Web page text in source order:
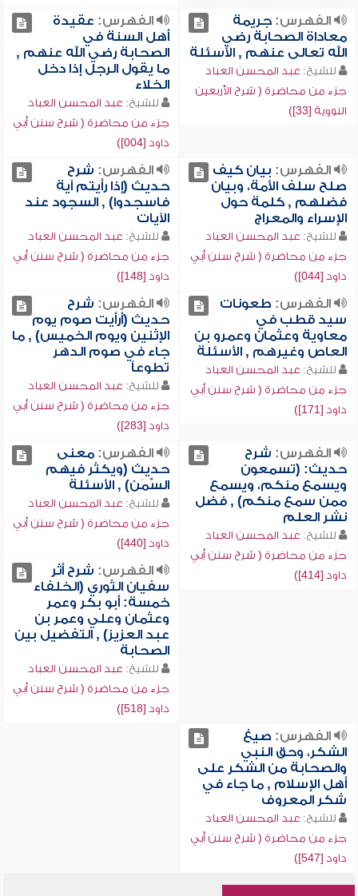
الفهرس:جريمة
معاداة الصحابة رضي
الله تعالى عنهم , الأسئلة
للشيخ: عبد المحسن العباد
جزء من محاضرة ( شرح الأربعين
النووية [33])
الفهرس: عقيدة
أهل السنة في
الصحابة رضي الله عنهم ,
ما يقول الرجل إذا دخل
الخلاء
للشيخ: عبد المحسن العباد
جزء من محاضرة ( شرح سنن أبي
داود [004])
الفهرس: بيان كيف
صلح سلف الأمة، وبيان
فضلهم , كلمة حول
الإسراء والمعراج
للشيخ: عبد المحسن العباد
جزء من محاضرة ( شرح سنن أبي
داود [044])
الفهرس: شرح
حديث (إذا رأيتم آية
فاسجدوا) , السجود عند
الآيات
للشيخ: عبد المحسن العباد
جزء من محاضرة ( شرح سنن أبي
داود [148])
الفهرس: طعونات
سيد قطب في
معاوية وعثمان وعمرو بن
العاص وغيرهم , الأسئلة
للشيخ: عبد المحسن العباد
جزء من محاضرة ( شرح سنن أبي
داود [171])
الفهرس: شرح
حديث (أرأيت صوم يوم
الإثنين ويوم الخميس) , ما
جاء في صوم الدهر
تطوعاً
للشيخ: عبد المحسن العباد
جزء من محاضرة ( شرح سنن أبي
داود [283])
الفهرس: شرح
حديث: (تسمعون
ويسمع منكم، ويسمع
ممن سمع منكم) , فضل
نشر العلم
للشيخ: عبد المحسن العباد
جزء من محاضرة ( شرح سنن أبي
داود [414])
الفهرس:معنى
حديث (ويكثر فيهم
السِّمَن) , الأسئلة
للشيخ: عبد المحسن العباد
جزء من محاضرة ( شرح سنن أبي
داود [440])
الفهرس: شرح أثر
سفيان الثوري (الخلفاء
خمسة: أبو بكر وعمر
وعثمان وعلي وعمر بن
عبد العزيز) , التفضيل بين
الصحابة
للشيخ: عبد المحسن العباد
جزء من محاضرة ( شرح سنن أبي
داود [518])
الفهرس: صيغ
الشكر، وحق النبي
والصحابة من الشكر على
أهل الإسلام , ما جاء في
شكر المعروف
للشيخ: عبد المحسن العباد
جزء من محاضرة ( شرح سنن أبي
داود [547])